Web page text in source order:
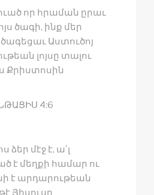
որ հրաման ըրաւ
ծագի, ինք մեր
Աստուծոյ
լոյսը տալու
Քրիստոսին
4:6
ձեր մէջ է, ա՛լ
է մեղքի համար ու
է արդարութեան
Յիսուսը